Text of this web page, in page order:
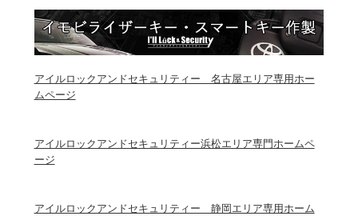
アイルロックアンドセキュリティー 名古屋エリア専用ホー
ムページ
アイルロックアンドセキュリティー浜松エリア専門ホームペ
ージ
アイルロックアンドセキュリティー 静岡エリア専用ホーム